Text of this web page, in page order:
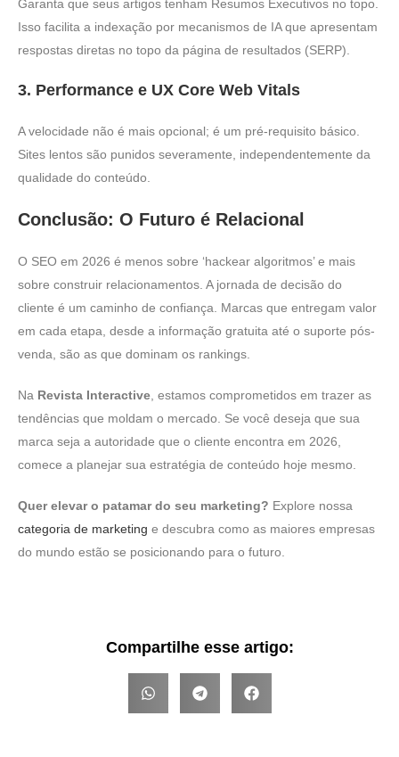
Garanta que seus artigos tenham Resumos Executivos no topo.
Isso facilita a indexação por mecanismos de IA que apresentam
respostas diretas no topo da página de resultados (SERP).
3. Performance e UX Core Web Vitals
A velocidade não é mais opcional; é um pré-requisito básico.
Sites lentos são punidos severamente, independentemente da
qualidade do conteúdo.
Conclusão: O Futuro é Relacional
O SEO em 2026 é menos sobre ‘hackear algoritmos’ e mais
sobre construir relacionamentos. A jornada de decisão do
cliente é um caminho de confiança. Marcas que entregam valor
em cada etapa, desde a informação gratuita até o suporte pós-
venda, são as que dominam os rankings.
Na Revista Interactive , estamos comprometidos em trazer as
tendências que moldam o mercado. Se você deseja que sua
marca seja a autoridade que o cliente encontra em 2026,
comece a planejar sua estratégia de conteúdo hoje mesmo.
Quer elevar o patamar do seu marketing? Explore nossa
categoria de marketing e descubra como as maiores empresas
do mundo estão se posicionando para o futuro.
Compartilhe esse artigo: